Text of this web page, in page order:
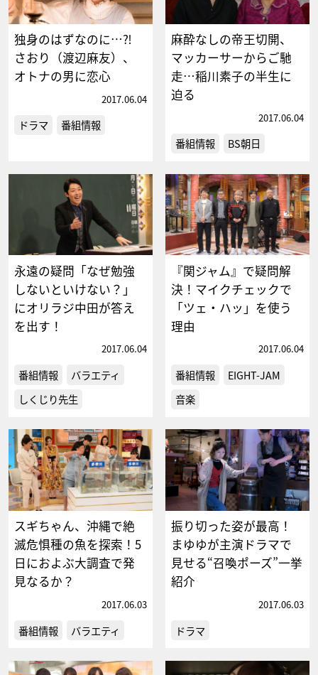
独身のはずなのに…⁈
さおり（渡辺麻友）、
オトナの男に恋心
2017.06.04
ドラマ 番組情報
麻酔なしの帝王切開、
マッカーサーからご馳
走…稲川素子の半生に
迫る
2017.06.04
番組情報 BS朝日
永遠の疑問「なぜ勉強
しないといけない？」
にオリラジ中田が答え
を出す！
2017.06.04
番組情報
バラエティ
しくじり先生
『関ジャム』で疑問解
決！マイクチェックで
「ツェ・ハッ」を使う
理由
2017.06.04
番組情報
EIGHT-JAM
音楽
スギちゃん、沖縄で絶
滅危惧種の魚を探索！5
日におよぶ大調査で発
見なるか？
2017.06.03
番組情報 バラエティ
振り切った姿が最高！
まゆゆが主演ドラマで
見せる“召喚ポーズ”一挙
紹介
2017.06.03
ドラマ